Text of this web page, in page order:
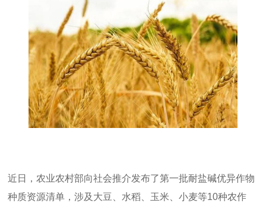
近日，农业农村部向社会推介发布了第一批耐盐碱优异作物
种质资源清单，涉及大豆、水稻、玉米、小麦等10种农作